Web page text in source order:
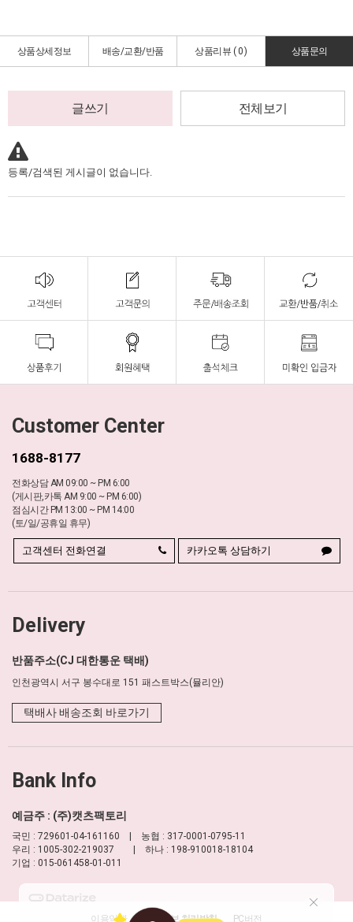
상품상세정보 배송/교환/반품 상품리뷰 ( 0) 상품문의
글쓰기 전체보기
등록/검색된 게시글이 없습니다.
Customer Center
1688-8177
전화상담 AM 09:00 ~ PM 6:00
(게시판,카톡 AM 9:00 ~ PM 6:00)
점심시간 PM 13:00 ~ PM 14:00
(토/일/공휴일 휴무)
고객센터 전화연결 카카오톡 상담하기
Delivery
반품주소(CJ 대한통운 택배)
인천광역시 서구 봉수대로 151 패스트박스(뮬리안)
택배사 배송조회 바로가기
Bank Info
예금주 : (주)캣츠팩토리
국민 : 729601-04-161160 | 농협 : 317-0001-0795-11
우리 : 1005-302-219037 | 하나 : 198-910018-18104
기업 : 015-061458-01-011
이용약관 개인정보 처리방침 PC버전